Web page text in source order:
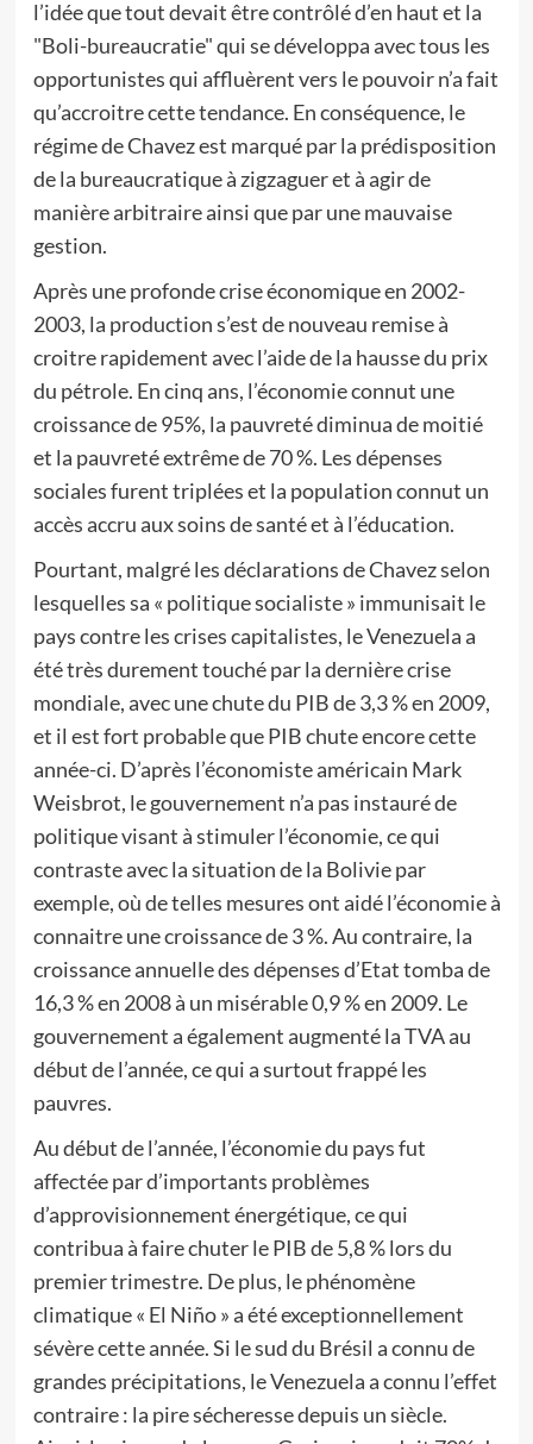
l’idée que tout devait être contrôlé d’en haut et la
"Boli-bureaucratie" qui se développa avec tous les
opportunistes qui affluèrent vers le pouvoir n’a fait
qu’accroitre cette tendance. En conséquence, le
régime de Chavez est marqué par la prédisposition
de la bureaucratique à zigzaguer et à agir de
manière arbitraire ainsi que par une mauvaise
gestion.
Après une profonde crise économique en 2002-
2003, la production s’est de nouveau remise à
croitre rapidement avec l’aide de la hausse du prix
du pétrole. En cinq ans, l’économie connut une
croissance de 95%, la pauvreté diminua de moitié
et la pauvreté extrême de 70 %. Les dépenses
sociales furent triplées et la population connut un
accès accru aux soins de santé et à l’éducation.
Pourtant, malgré les déclarations de Chavez selon
lesquelles sa « politique socialiste » immunisait le
pays contre les crises capitalistes, le Venezuela a
été très durement touché par la dernière crise
mondiale, avec une chute du PIB de 3,3 % en 2009,
et il est fort probable que PIB chute encore cette
année-ci. D’après l’économiste américain Mark
Weisbrot, le gouvernement n’a pas instauré de
politique visant à stimuler l’économie, ce qui
contraste avec la situation de la Bolivie par
exemple, où de telles mesures ont aidé l’économie à
connaitre une croissance de 3 %. Au contraire, la
croissance annuelle des dépenses d’Etat tomba de
16,3 % en 2008 à un misérable 0,9 % en 2009. Le
gouvernement a également augmenté la TVA au
début de l’année, ce qui a surtout frappé les
pauvres.
Au début de l’année, l’économie du pays fut
affectée par d’importants problèmes
d’approvisionnement énergétique, ce qui
contribua à faire chuter le PIB de 5,8 % lors du
premier trimestre. De plus, le phénomène
climatique « El Niño » a été exceptionnellement
sévère cette année. Si le sud du Brésil a connu de
grandes précipitations, le Venezuela a connu l’effet
contraire : la pire sécheresse depuis un siècle.